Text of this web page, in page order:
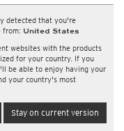
detected that you're
from: United States
websites with the products
for your country. If you
be able to enjoy having your
your country's most
Stay on current version